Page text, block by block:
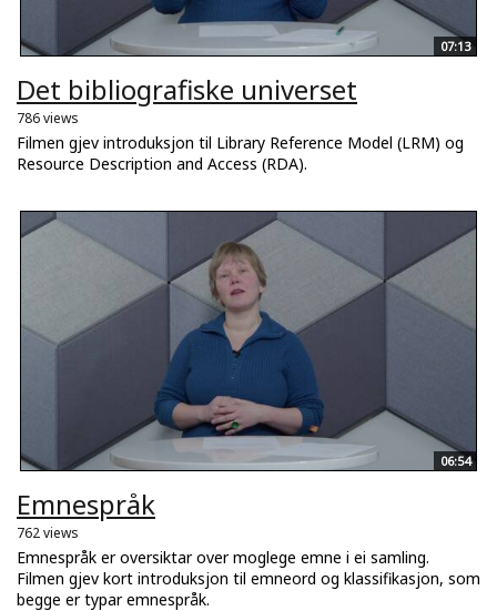
07:13
Det bibliografiske universet
786 views
Filmen gjev introduksjon til Library Reference Model (LRM) og
Resource Description and Access (RDA).
06:54
Emnespråk
762 views
Emnespråk er oversiktar over moglege emne i ei samling.
Filmen gjev kort introduksjon til emneord og klassifikasjon, som
begge er typar emnespråk.